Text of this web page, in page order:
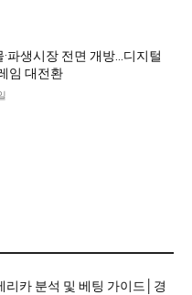
·파생시장 전면 개방…디지털
임 대전환
리카 분석 및 베팅 가이드│경